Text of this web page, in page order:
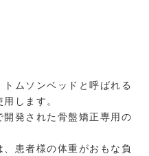
ムソンベッドと呼ばれる
用します。
開発された骨盤矯正専用の
患者様の体重がおもな負